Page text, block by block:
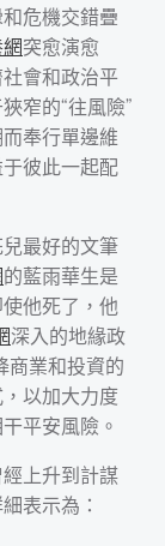
危機交錯疊
突愈演愈
會和政治平
窄的“往風險”
奉行單邊維
彼此一起配
最好的文筆
的藍雨華生是
他死了，他
深入的地緣政
商業和投資的
以加大力度
平安風險。
上升到計謀
表示為：